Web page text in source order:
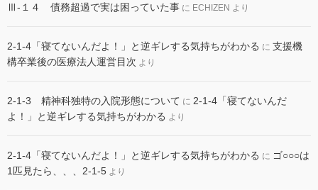
Ⅲ-１４ 債務超過で実は困っていた事 に ECHIZEN より
2-1-4「寝てないんだよ！」と逆ギレする気持ちがわかる に 支援機
構卒業後の医療法人運営目次 より
2-1-3 精神科独特の入院形態について に 2-1-4「寝てないんだ
よ！」と逆ギレする気持ちがわかる より
2-1-4「寝てないんだよ！」と逆ギレする気持ちがわかる に ゴ○○○は
1匹見たら、、、2-1-5 より